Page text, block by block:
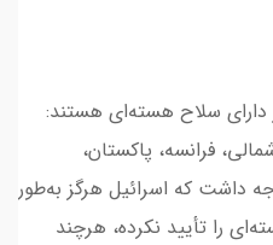
این متن، ۹ کشور دارای سلاح هسته‌ای هستند:
فرانسه، پاکستان،
داشت که اسرائیل هرگز به‌طور
را تأیید نکرده، هرچند